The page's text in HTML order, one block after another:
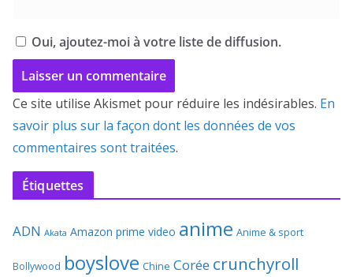
Oui, ajoutez-moi à votre liste de diffusion.
Ce site utilise Akismet pour réduire les indésirables. En
savoir plus sur la façon dont les données de vos
commentaires sont traitées.
Étiquettes
ADN Akata Amazon prime video anime Anime & sport
Bollywood boyslove Chine Corée crunchyroll